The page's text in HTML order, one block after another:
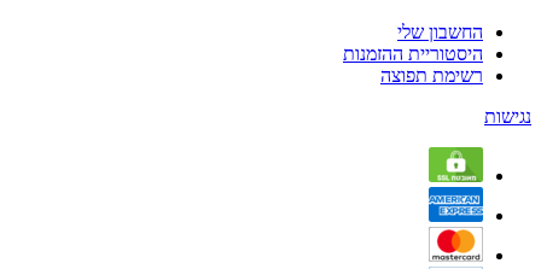
החשבון שלי
היסטוריית ההזמנות
רשימת תפוצה
נגישות